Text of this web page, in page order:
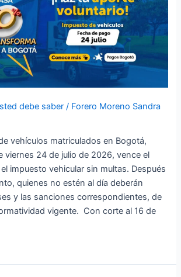
debe saber / Forero Moreno Sandra
vehículos matriculados en Bogotá,
viernes 24 de julio de 2026, vence el
impuesto vehicular sin multas. Después
quienes no estén al día deberán
y las sanciones correspondientes, de
vigente. Con corte al 16 de